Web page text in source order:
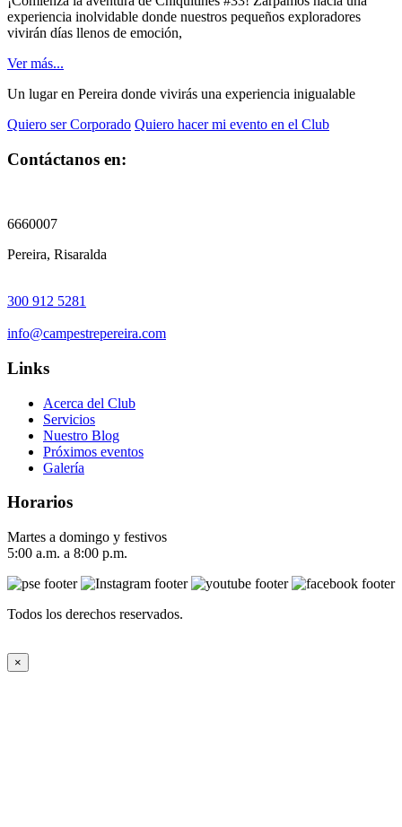
experiencia inolvidable donde nuestros pequeños exploradores
vivirán días llenos de emoción,
Ver más...
Un lugar en Pereira donde vivirás una experiencia inigualable
Quiero ser Corporado Quiero hacer mi evento en el Club
Contáctanos en:
6660007
Pereira, Risaralda
300 912 5281
info@campestrepereira.com
Links
Acerca del Club
Servicios
Nuestro Blog
Próximos eventos
Galería
Horarios
Martes a domingo y festivos
5:00 a.m. a 8:00 p.m.
Todos los derechos reservados.
×